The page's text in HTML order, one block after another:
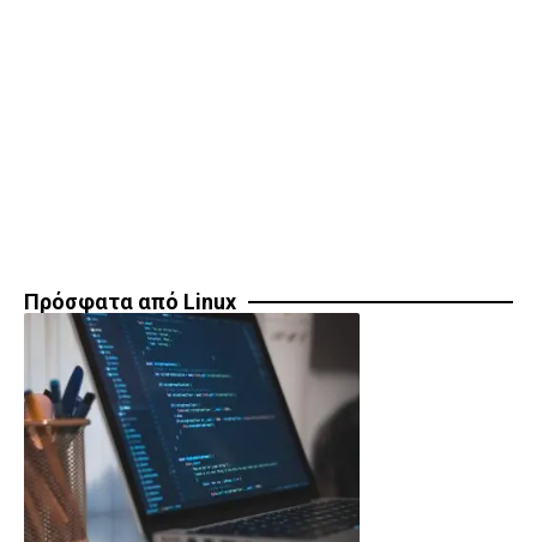
Πρόσφατα από Linux